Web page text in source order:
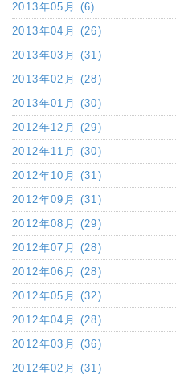
2013年05月 (6)
2013年04月 (26)
2013年03月 (31)
2013年02月 (28)
2013年01月 (30)
2012年12月 (29)
2012年11月 (30)
2012年10月 (31)
2012年09月 (31)
2012年08月 (29)
2012年07月 (28)
2012年06月 (28)
2012年05月 (32)
2012年04月 (28)
2012年03月 (36)
2012年02月 (31)